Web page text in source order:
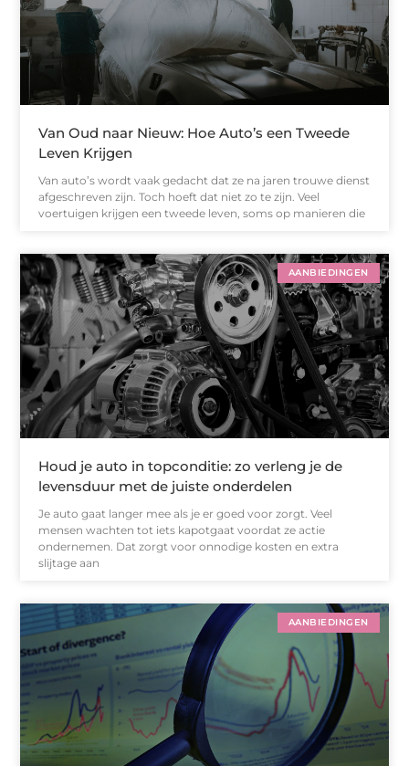
Van Oud naar Nieuw: Hoe Auto’s een Tweede
Leven Krijgen
Van auto’s wordt vaak gedacht dat ze na jaren trouwe dienst
afgeschreven zijn. Toch hoeft dat niet zo te zijn. Veel
voertuigen krijgen een tweede leven, soms op manieren die
AANBIEDINGEN
Houd je auto in topconditie: zo verleng je de
levensduur met de juiste onderdelen
Je auto gaat langer mee als je er goed voor zorgt. Veel
mensen wachten tot iets kapotgaat voordat ze actie
ondernemen. Dat zorgt voor onnodige kosten en extra
slijtage aan
AANBIEDINGEN